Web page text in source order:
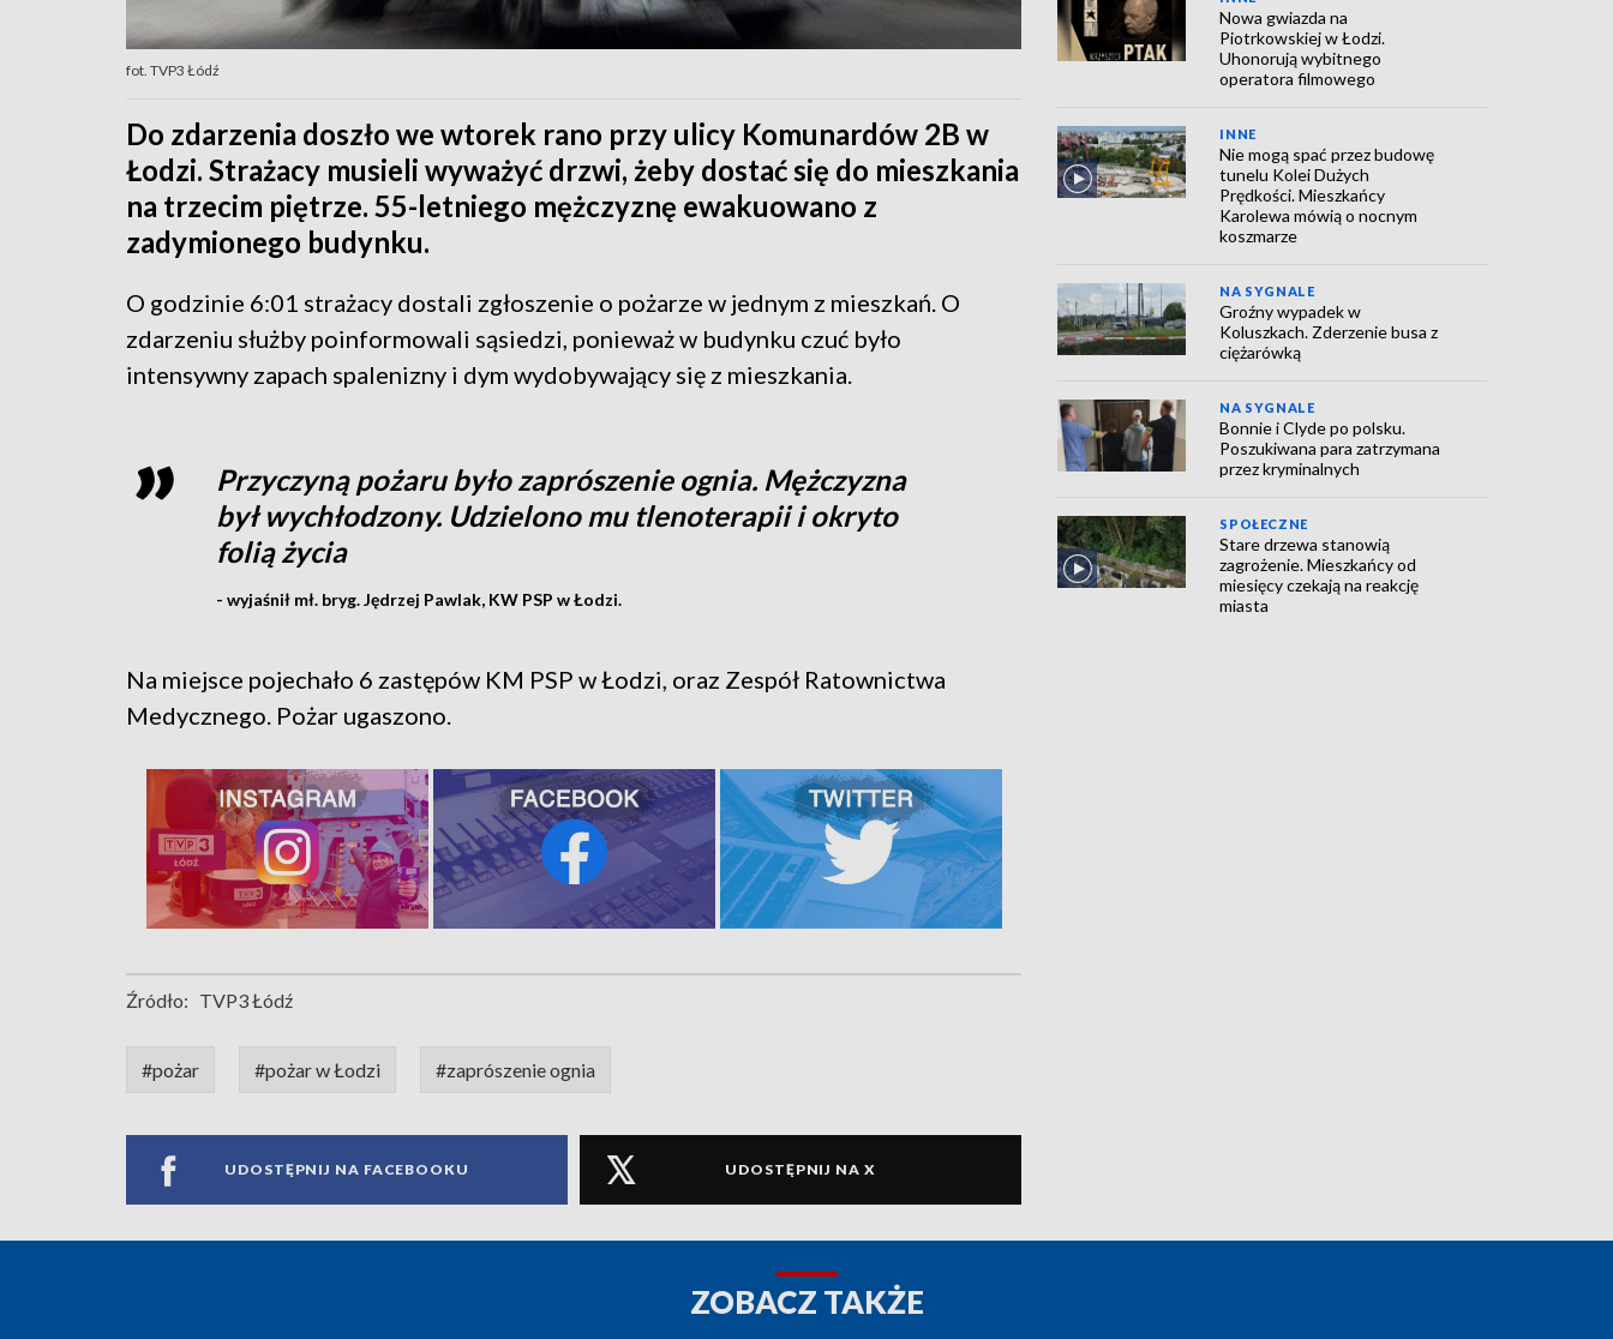
fot. TVP3 Łódź
Do zdarzenia doszło we wtorek rano przy ulicy Komunardów 2B w
Łodzi. Strażacy musieli wyważyć drzwi, żeby dostać się do mieszkania
na trzecim piętrze. 55-letniego mężczyznę ewakuowano z
zadymionego budynku.
O godzinie 6:01 strażacy dostali zgłoszenie o pożarze w jednym z mieszkań. O
zdarzeniu służby poinformowali sąsiedzi, ponieważ w budynku czuć było
intensywny zapach spalenizny i dym wydobywający się z mieszkania.
Przyczyną pożaru było zaprószenie ognia. Mężczyzna
był wychłodzony. Udzielono mu tlenoterapii i okryto
folią życia
- wyjaśnił mł. bryg. Jędrzej Pawlak, KW PSP w Łodzi.
Na miejsce pojechało 6 zastępów KM PSP w Łodzi, oraz Zespół Ratownictwa
Medycznego. Pożar ugaszono.
Źródło: TVP3 Łódź
#pożar #pożar w Łodzi #zaprószenie ognia
UDOSTĘPNIJ NA FACEBOOKU UDOSTĘPNIJ NA X
Nowa gwiazda na
Piotrkowskiej w Łodzi.
Uhonorują wybitnego
operatora filmowego
INNE
Nie mogą spać przez budowę
tunelu Kolei Dużych
Prędkości. Mieszkańcy
Karolewa mówią o nocnym
koszmarze
NA SYGNALE
Groźny wypadek w
Koluszkach. Zderzenie busa z
ciężarówką
NA SYGNALE
Bonnie i Clyde po polsku.
Poszukiwana para zatrzymana
przez kryminalnych
SPOŁECZNE
Stare drzewa stanowią
zagrożenie. Mieszkańcy od
miesięcy czekają na reakcję
miasta
ZOBACZ TAKŻE